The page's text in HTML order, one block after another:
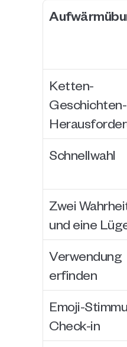
Ketten-
Geschichten-
Schnellwahl
Zwei
und eine
Verwendung
erfinden
Emoji-
Check-in